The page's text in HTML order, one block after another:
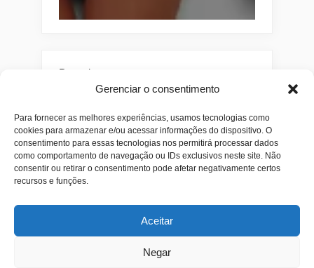
Gerenciar o consentimento
Para fornecer as melhores experiências, usamos tecnologias como
cookies para armazenar e/ou acessar informações do dispositivo. O
consentimento para essas tecnologias nos permitirá processar dados
como comportamento de navegação ou IDs exclusivos neste site. Não
consentir ou retirar o consentimento pode afetar negativamente certos
recursos e funções.
Aceitar
Negar
Pesquisar
Combos